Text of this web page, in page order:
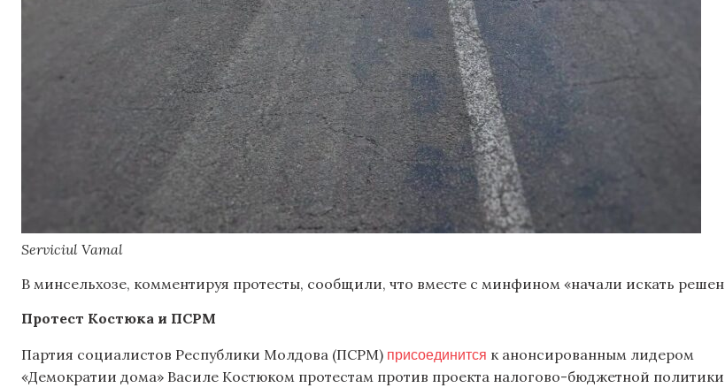
Serviciul Vamal
В минсельхозе, комментируя протесты, сообщили, что вместе с минфином «начали искать
Протест Костюка и ПСРМ
Партия социалистов Республики Молдова (ПСРМ) присоединится к анонсированным лидером
«Демократии дома» Василе Костюком протестам против проекта налогово-бюджетной